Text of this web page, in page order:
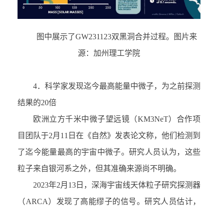
图中展示了GW231123双黑洞合并过程。图片来
源：加州理工学院
4． 科学家发现迄今最高能量中微子， 为之前探测
结果的20倍
欧洲立方千米中微子望远镜（KM3NeT）合作项
目团队于2月 11 日在《自然》发表论文称，他们检测到
了迄今能量最高的宇宙中微子。研究人员认为，这些
粒子来自银河系之外，但其准确来源尚不明确。
2023年2月 13 日，深海宇宙线天体粒子研究探测器
（ARCA）发现了高能缪子的信号。研究人员估计，